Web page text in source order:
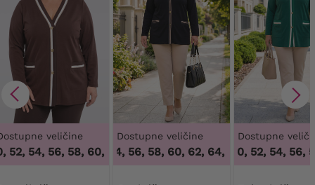
veličine
54, 56, 58, 60, 62, 64,48, 50, 52, 54, 56, 58, 60, 62, 64
Dostupne veličine
52, 54, 56, 58, 60, 62, 64,52, 54, 56, 58,
Dostupne
48, 50, 52, 54, 56,